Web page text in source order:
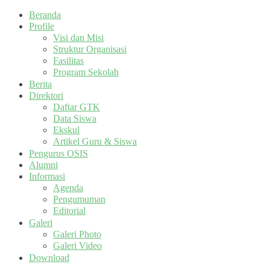
Beranda
Profile
Visi dan Misi
Struktur Organisasi
Fasilitas
Program Sekolah
Berita
Direktori
Daftar GTK
Data Siswa
Ekskul
Artikel Guru & Siswa
Pengurus OSIS
Alumni
Informasi
Agenda
Pengumuman
Editorial
Galeri
Galeri Photo
Galeri Video
Download